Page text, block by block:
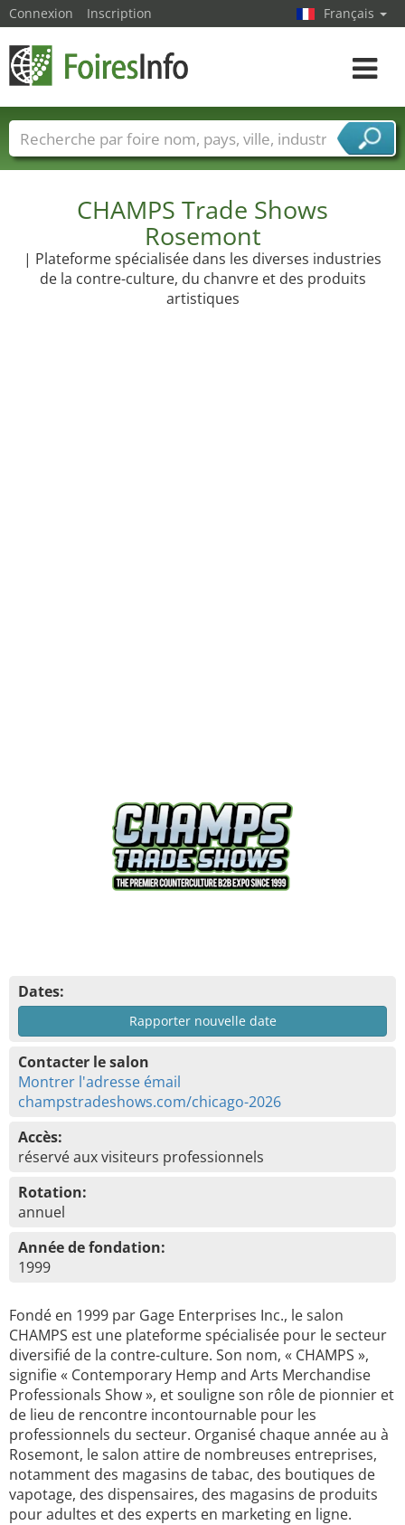
CHAMPS Trade Shows
Rosemont
| Plateforme spécialisée dans les diverses industries
de la contre-culture, du chanvre et des produits
artistiques
Dates:
Rapporter nouvelle date
Contacter le salon
Montrer l'adresse émail
champstradeshows.com/chicago-2026
Accès:
réservé aux visiteurs professionnels
Rotation:
annuel
Année de fondation:
1999
Fondé en 1999 par Gage Enterprises Inc., le salon
CHAMPS est une plateforme spécialisée pour le secteur
diversifié de la contre-culture. Son nom, « CHAMPS »,
signifie « Contemporary Hemp and Arts Merchandise
Professionals Show », et souligne son rôle de pionnier et
de lieu de rencontre incontournable pour les
professionnels du secteur. Organisé chaque année au à
Rosemont, le salon attire de nombreuses entreprises,
notamment des magasins de tabac, des boutiques de
vapotage, des dispensaires, des magasins de produits
pour adultes et des experts en marketing en ligne.
Connexion Inscription Français
Toggle
Foire noms Pays Villes
Secteurs de foire